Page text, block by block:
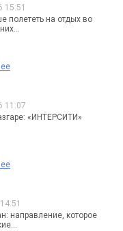
15:51
полететь на отдых во
11:07
«ИНТЕРСИТИ»
направление, которое